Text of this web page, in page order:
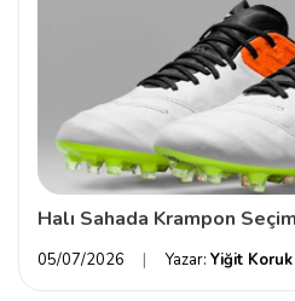
Halı Sahada Krampon
05/07/2026 Yazar: Yiğit Koruk